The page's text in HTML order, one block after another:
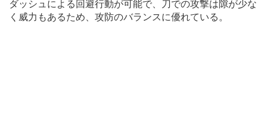
ダッシュによる回避行動が可能で、刀での攻撃は隙が少な
く威力もあるため、攻防のバランスに優れている。